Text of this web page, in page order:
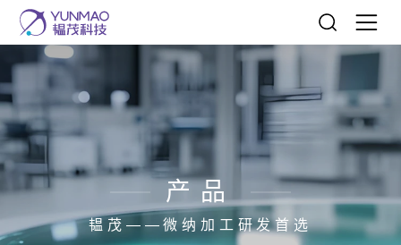
产品
韫茂——微纳加工研发首选